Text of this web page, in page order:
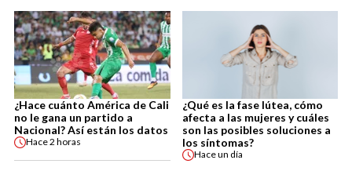
¿Hace cuánto América de Cali
no le gana un partido a
Nacional? Así están los datos
Hace2 horas
¿Qué es la fase lútea, cómo
afecta a las mujeres y cuáles
son las posibles soluciones a
los síntomas?
Haceun día